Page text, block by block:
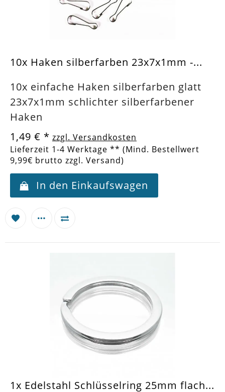
10x Haken silberfarben 23x7x1mm -...
10x einfache Haken silberfarben glatt
23x7x1mm schlichter silberfarbener
Haken
1,49 € * zzgl. Versandkosten
Lieferzeit 1-4 Werktage ** (Mind. Bestellwert
9,99€ brutto zzgl. Versand)
In den Einkaufswagen
1x Edelstahl Schlüsselring 25mm flach...